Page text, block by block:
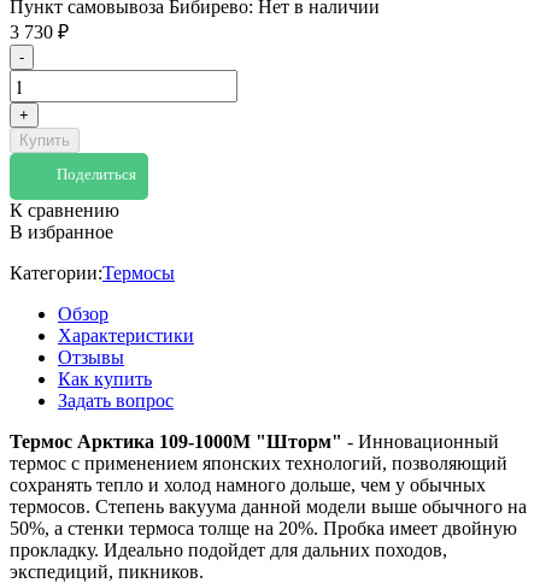
Пункт самовывоза Бибирево: Нет в наличии
3 730 ₽
-
+
Купить
Поделиться
К сравнению
В избранное
Категории:Термосы
Обзор
Характеристики
Отзывы
Как купить
Задать вопрос
Термос Арктика 109-1000М "Шторм" - Инновационный
термос с применением японских технологий, позволяющий
сохранять тепло и холод намного дольше, чем у обычных
термосов. Степень вакуума данной модели выше обычного на
50%, а стенки термоса толще на 20%. Пробка имеет двойную
прокладку. Идеально подойдет для дальних походов,
экспедиций, пикников.